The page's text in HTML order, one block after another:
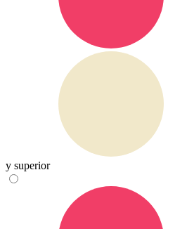
y superior